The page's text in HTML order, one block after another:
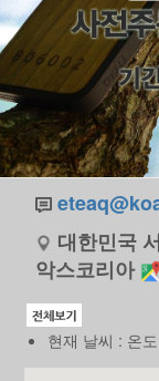
대한민국
악스코리아
현재 날씨 : 온